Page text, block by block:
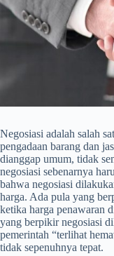
Negosiasi adalah salah
pengadaan barang dan
dianggap umum, tidak
negosiasi sebenarnya
bahwa negosiasi
harga. Ada pula yang
ketika harga penawaran
yang berpikir negosiasi
pemerintah “terlihat
tidak sepenuhnya tepat.